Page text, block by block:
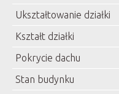
Ukształtowanie działki
Kształt działki
Pokrycie dachu
Stan budynku